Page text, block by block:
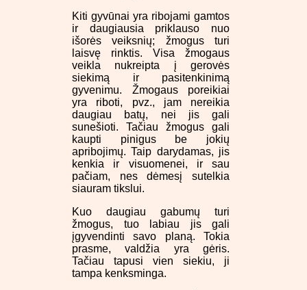
Kiti gyvūnai yra ribojami gamtos
ir daugiausia priklauso nuo
išorės veiksnių; žmogus turi
laisvę rinktis. Visa žmogaus
veikla nukreipta į gerovės
siekimą ir pasitenkinimą
gyvenimu. Žmogaus poreikiai
yra riboti, pvz., jam nereikia
daugiau batų, nei jis gali
sunešioti. Tačiau žmogus gali
kaupti pinigus be jokių
apribojimų. Taip darydamas, jis
kenkia ir visuomenei, ir sau
pačiam, nes dėmesį sutelkia
siauram tikslui.
Kuo daugiau gabumų turi
žmogus, tuo labiau jis gali
įgyvendinti savo planą. Tokia
prasme, valdžia yra gėris.
Tačiau tapusi vien siekiu, ji
tampa kenksminga.